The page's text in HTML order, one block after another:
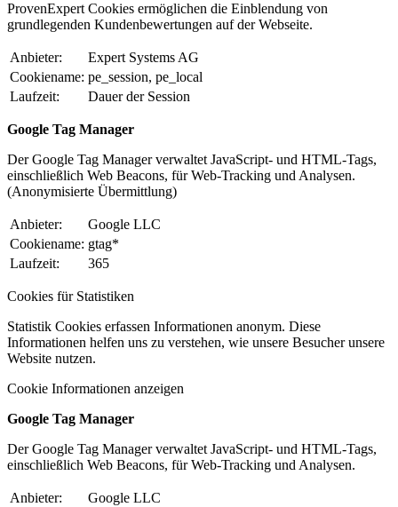
ProvenExpert Cookies ermöglichen die Einblendung von
grundlegenden Kundenbewertungen auf der Webseite.
Anbieter:
Expert Systems AG
Cookiename: pe_session, pe_local
Laufzeit:
Dauer der Session
Google Tag Manager
Der Google Tag Manager verwaltet JavaScript- und HTML-Tags,
einschließlich Web Beacons, für Web-Tracking und Analysen.
(Anonymisierte Übermittlung)
Anbieter:
Google LLC
Cookiename: gtag*
Laufzeit:
365
Cookies für Statistiken
Statistik Cookies erfassen Informationen anonym. Diese
Informationen helfen uns zu verstehen, wie unsere Besucher unsere
Website nutzen.
Cookie Informationen anzeigen
Google Tag Manager
Der Google Tag Manager verwaltet JavaScript- und HTML-Tags,
einschließlich Web Beacons, für Web-Tracking und Analysen.
Anbieter:
Google LLC